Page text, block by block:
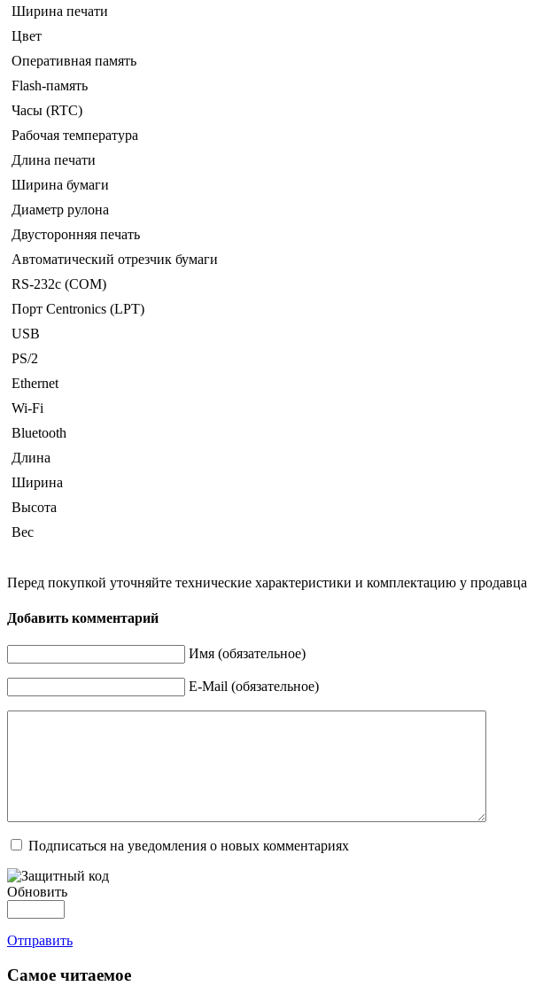
Ширина печати
Цвет
Оперативная память
Flash-память
Часы (RTC)
Рабочая температура
Длина печати
Ширина бумаги
Диаметр рулона
Двусторонняя печать
Автоматический отрезчик бумаги
RS-232c (COM)
Порт Centronics (LPT)
USB
PS/2
Ethernet
Wi-Fi
Bluetooth
Длина
Ширина
Высота
Вес
Перед покупкой уточняйте технические характеристики и комплектацию у продавца
Добавить комментарий
Имя (обязательное)
E-Mail (обязательное)
Подписаться на уведомления о новых комментариях
Обновить
Отправить
Самое читаемое